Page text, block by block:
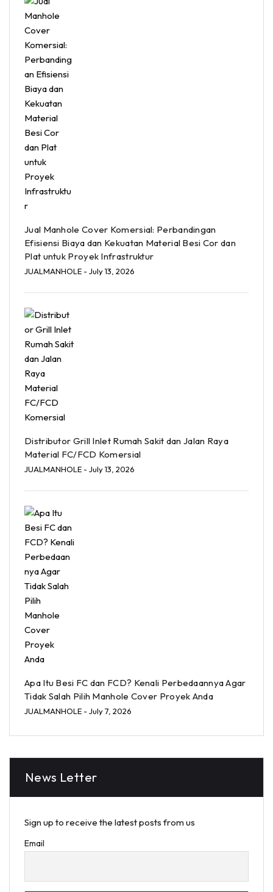
Jual Manhole Cover Komersial: Perbandingan
Efisiensi Biaya dan Kekuatan Material Besi Cor dan
Plat untuk Proyek Infrastruktur
JUALMANHOLE - July 13, 2026
Distributor Grill Inlet Rumah Sakit dan Jalan Raya
Material FC/FCD Komersial
JUALMANHOLE - July 13, 2026
Apa Itu Besi FC dan FCD? Kenali Perbedaannya Agar
Tidak Salah Pilih Manhole Cover Proyek Anda
JUALMANHOLE - July 7, 2026
News Letter
Sign up to receive the latest posts from us
Email